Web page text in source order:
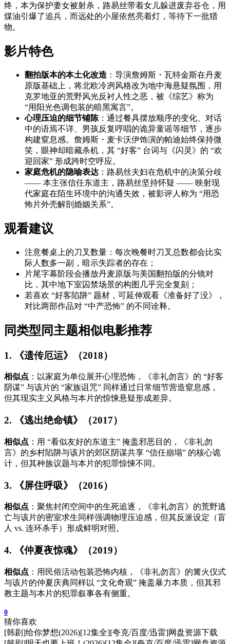
终，本为保护妻女被射杀，路易丝带着女儿躲进废弃谷仓，用
煤油引爆了追兵，而远处的小屋依然亮着灯，等待下一批猎
物。
影片特色
翻拍版本的本土化改造 ：导演詹姆斯・瓦特金斯在丹麦
原版基础上，将北欧冷冽风格改为地中海悬疑氛围，用
克罗地亚的荒野风光反衬人性之恶，被《综艺》称为
“用阳光色调包装的暗黑寓言”。
心理压迫的细节铺陈 ：通过餐具摆放顺序的变化、对话
中的语焉不详、男孩反复哼唱的诡异童谣等细节，逐步
构建窒息感。詹姆斯・麦卡沃伊饰演的帕迪始终保持微
笑，眼神却暗藏杀机，其 “好客” 台词与《闪灵》的 “欢
迎回家” 形成跨时空呼应。
家庭危机的隐喻表达 ：路易丝夫妇在危机中的决策分歧
—— 本主张信任东道主，路易丝坚持怀疑 —— 映射现
代家庭在陌生环境中的沟通失效，被影评人称为 “用恐
怖片外壳解剖婚姻关系”。
观看建议
注意餐桌上的刀叉数量：每次晚餐时刀叉总数都会比实
际人数多一副，暗示失踪者的存在；
片尾字幕阶段会播放丹麦原版与美国翻拍版的分镜对
比，其中地下室囚禁场景的构图几乎完全复刻；
若喜欢 “好客陷阱” 题材，可延伸观看《准备好了没》，
对比两部作品对 “中产恐怖” 的不同诠释。
同类型同主题相似电影推荐
1. 《遗传厄运》（2018）
相似点 ：以家庭为单位展开心理恐怖，《非礼勿言》的 “好客
阴谋” 与该片的 “家族诅咒” 同样通过日常细节营造窒息感，
但其现实主义风格与本片的惊悚悬疑形成差异。
2. 《逃出绝命镇》（2017）
相似点 ：用 “看似友好的东道主” 掩盖邪恶目的，《非礼勿
言》的乡村陷阱与该片的郊区阴谋共享 “信任崩塌” 的核心诡
计，但其种族议题与本片的犯罪惊悚不同。
3. 《屏住呼吸》（2016）
相似点 ：聚焦封闭空间中的生死追逐，《非礼勿言》的荒野逃
亡与该片的密室求生同样强调物理压迫感，但其反派设定（盲
人 vs. 连环杀手）形成鲜明对照。
4. 《仲夏夜惊魂》（2019）
相似点 ：用民俗活动包装恐怖内核，《非礼勿言》的篝火仪式
与该片的仲夏庆典同样以 “文化奇观” 掩盖暴力本质，但其邪
教主题与本片的犯罪叙事各有侧重。
0
猜你喜欢
[韩剧]给你梦想(2026)[12集全][夸克/百度/迅雷]网盘资源下载